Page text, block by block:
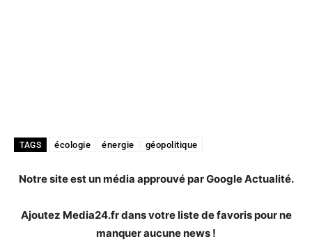
TAGS écologie énergie géopolitique
Notre site est un média approuvé par Google Actualité.
Ajoutez Media24.fr dans votre liste de favoris pour ne
manquer aucune news !